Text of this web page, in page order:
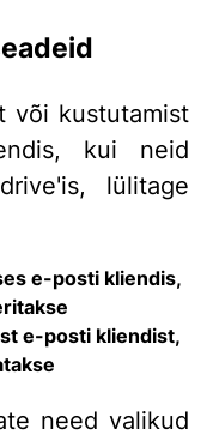
või kustutamist
kui neid
lülitage
e-posti kliendis,
e-posti kliendist,
need valikud